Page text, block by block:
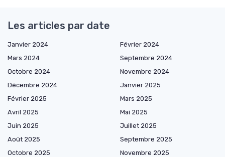
Les articles par date
Janvier 2024
Février 2024
Mars 2024
Septembre 2024
Octobre 2024
Novembre 2024
Décembre 2024
Janvier 2025
Février 2025
Mars 2025
Avril 2025
Mai 2025
Juin 2025
Juillet 2025
Août 2025
Septembre 2025
Octobre 2025
Novembre 2025